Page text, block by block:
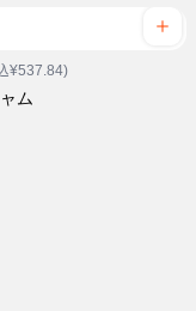
¥537.84)
ム